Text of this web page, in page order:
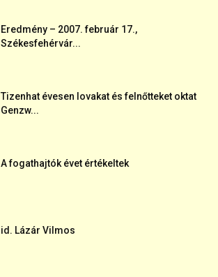
Eredmény – 2007. február 17.,
Székesfehérvár...
Tizenhat évesen lovakat és felnőtteket oktat
Genzw...
A fogathajtók évet értékeltek
id. Lázár Vilmos